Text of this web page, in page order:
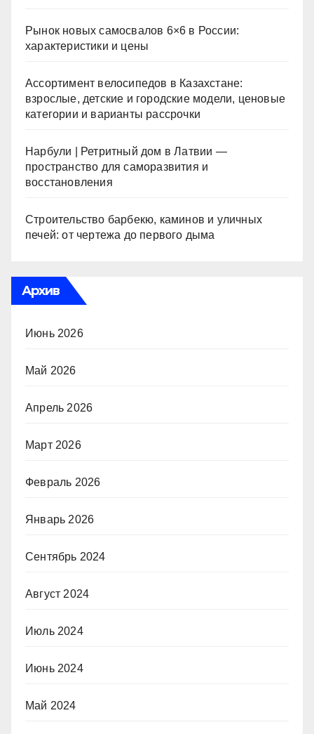
Рынок новых самосвалов 6×6 в России:
характеристики и цены
Ассортимент велосипедов в Казахстане:
взрослые, детские и городские модели, ценовые
категории и варианты рассрочки
Нарбули | Ретритный дом в Латвии —
пространство для саморазвития и
восстановления
Строительство барбекю, каминов и уличных
печей: от чертежа до первого дыма
Архив
Июнь 2026
Май 2026
Апрель 2026
Март 2026
Февраль 2026
Январь 2026
Сентябрь 2024
Август 2024
Июль 2024
Июнь 2024
Май 2024